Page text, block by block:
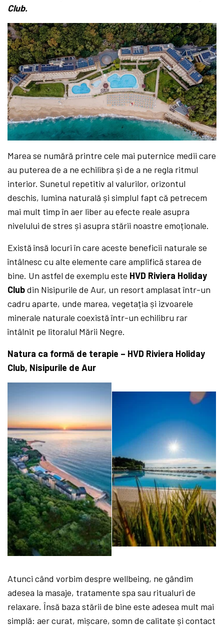
Club.
Marea se numără printre cele mai puternice medii care
au puterea de a ne echilibra și de a ne regla ritmul
interior. Sunetul repetitiv al valurilor, orizontul
deschis, lumina naturală și simplul fapt că petrecem
mai mult timp în aer liber au efecte reale asupra
nivelului de stres și asupra stării noastre emoționale.
Există însă locuri în care aceste beneficii naturale se
întâlnesc cu alte elemente care amplifică starea de
bine. Un astfel de exemplu este HVD Riviera Holiday
Clubdin Nisipurile de Aur, un resort amplasat într-un
cadru aparte, unde marea, vegetația și izvoarele
minerale naturale coexistă într-un echilibru rar
întâlnit pe litoralul Mării Negre.
Natura ca formă de terapie – HVD Riviera Holiday
Club, Nisipurile de Aur
Atunci când vorbim despre wellbeing, ne gândim
adesea la masaje, tratamente spa sau ritualuri de
relaxare. Însă baza stării de bine este adesea mult mai
simplă: aer curat, mișcare, somn de calitate și contact